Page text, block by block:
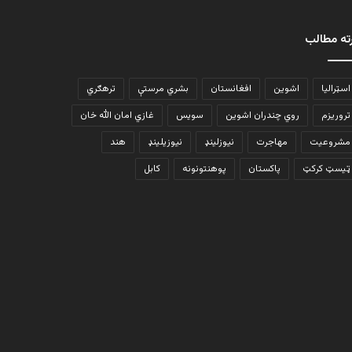
مطالب
اسټرالیا اشوین افغانستان بشري مرستې
ترهګري
تروریزم
روي چندران اشوین سویس
غازي امان الله خان
مشروعیت
مهاجرت نیوزلینډ نیوزیلینډ
هند
ټیسټ کرکټ
پاکستان پوهنتونونه کابل